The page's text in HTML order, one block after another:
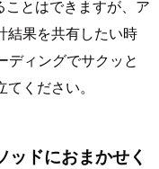
とはできますが、ア
結果を共有したい時
ディングでサクッと
ください。
ドにおまかせく